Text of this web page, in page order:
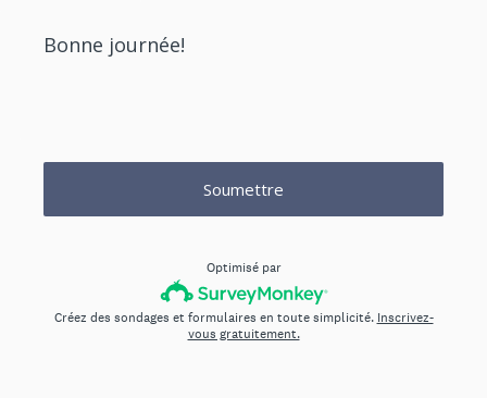
Bonne journée!
Soumettre
Optimisé par
Créez des sondages et formulaires en toute simplicité. Inscrivez-
vous gratuitement.